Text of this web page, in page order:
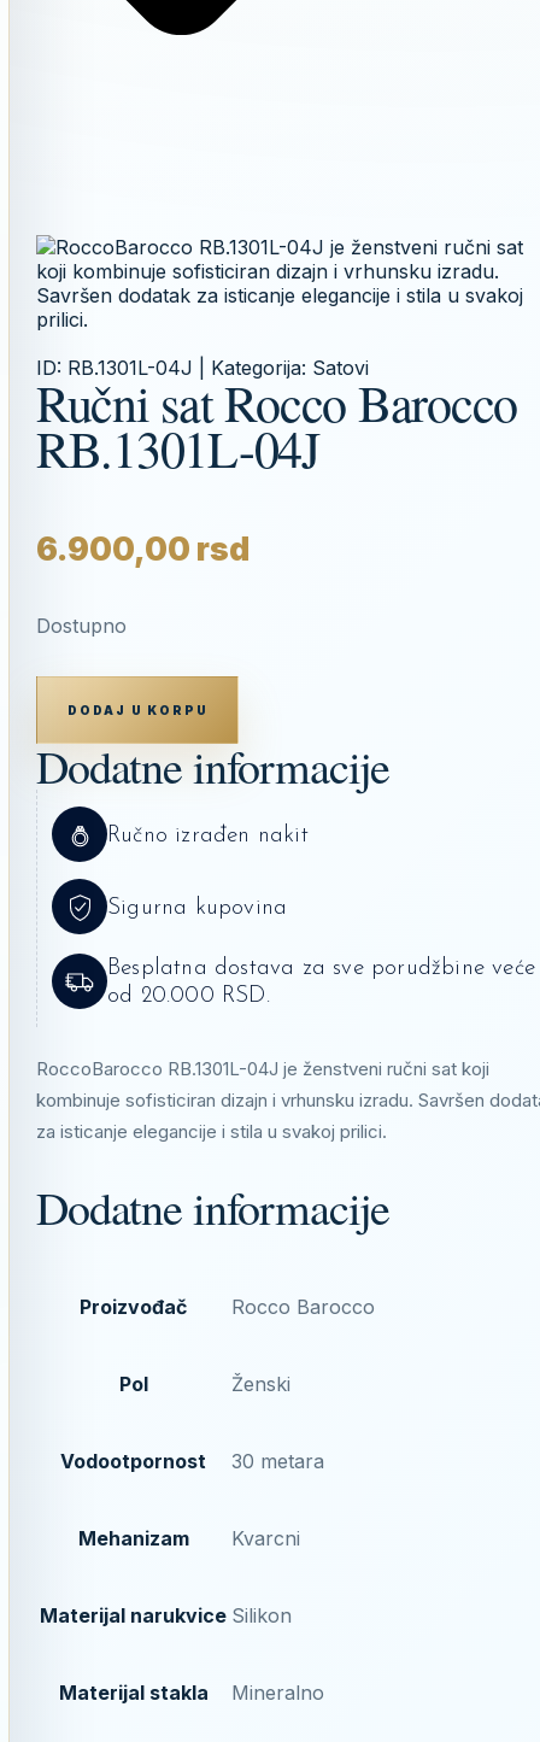
ID: RB.1301L-04J | Kategorija: Satovi
Ručni sat Rocco Barocco
RB.1301L-04J
6.900,00 rsd
Dostupno
ROCCO
RB.1301L-
04J
KOLIČINA
DODAJ U KORPU
Dodatne informacije
Ručno izrađen nakit
Sigurna kupovina
Besplatna dostava za sve porudžbine veće
od 20.000 RSD.
RoccoBarocco RB.1301L-04J je ženstveni ručni sat koji
kombinuje sofisticiran dizajn i vrhunsku izradu. Savršen
za isticanje elegancije i stila u svakoj prilici.
Dodatne informacije
Proizvođač Rocco Barocco
Pol Ženski
Vodootpornost 30 metara
Mehanizam Kvarcni
Materijal narukvice Silikon
Materijal stakla Mineralno